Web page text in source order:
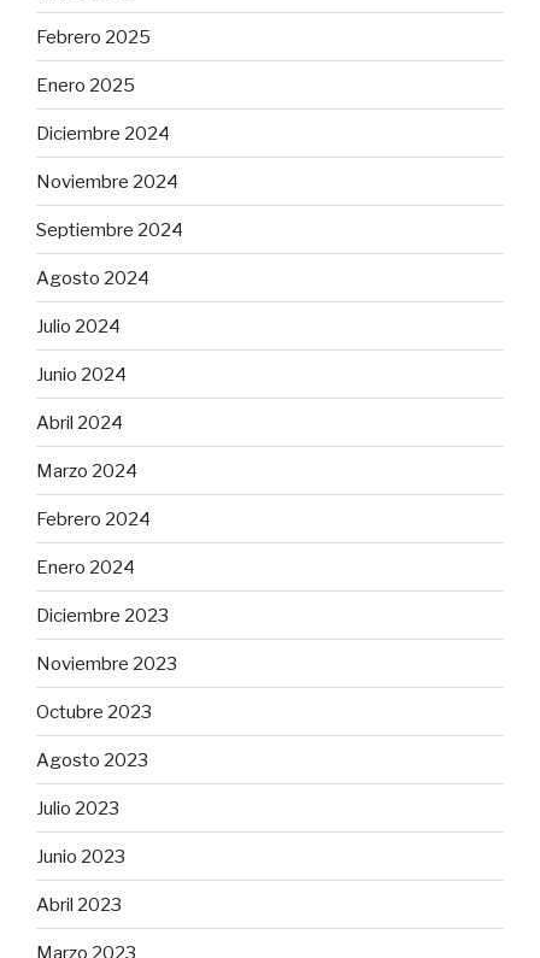
Febrero 2025
Enero 2025
Diciembre 2024
Noviembre 2024
Septiembre 2024
Agosto 2024
Julio 2024
Junio 2024
Abril 2024
Marzo 2024
Febrero 2024
Enero 2024
Diciembre 2023
Noviembre 2023
Octubre 2023
Agosto 2023
Julio 2023
Junio 2023
Abril 2023
Marzo 2023